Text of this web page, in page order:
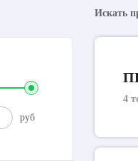
руб
Искать
4